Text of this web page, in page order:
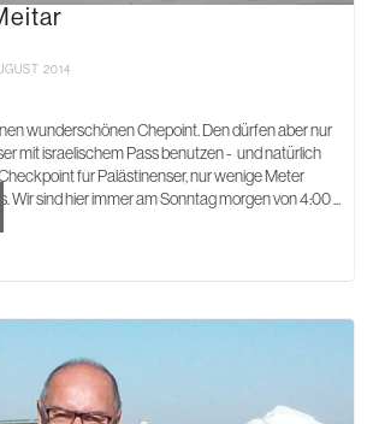
2014
wunderschönen Chepoint. Den dürfen aber nur
mit israelischem Pass benutzen - und natürlich
für Palästinenser, nur wenige Meter
Wir sind hier immer am Sonntag morgen von 4:00 ...